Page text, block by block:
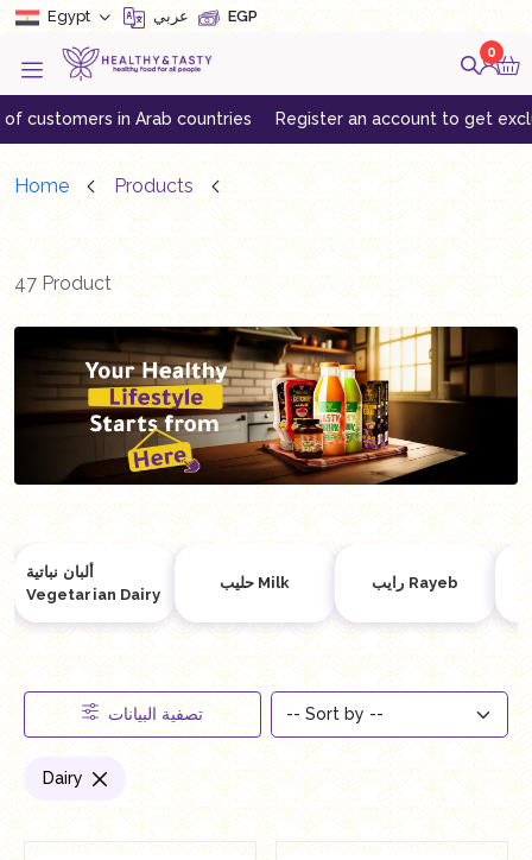
Egypt عربي EGP
0
countries Register an account to get exclusive offers
Home Products
47 Product
ألبان نباتية
Vegetarian Dairy
حليب Milk رايب Rayeb
تصفية البيانات
Dairy